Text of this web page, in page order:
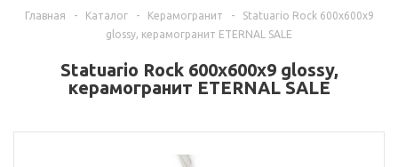
Главная - Каталог - Керамогранит -
Statuario Rock 600х600х9
glossy, керамогранит ETERNAL SALE
Statuario Rock 600х600х9 glossy,
керамогранит ETERNAL SALE